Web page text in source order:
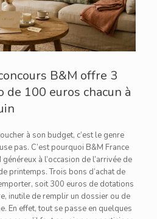
B&M offre 3
de 100 euros chacun à
à son budget, c’est le genre
pas. C’est pourquoi B&M France
à l’occasion de l’arrivée de
printemps. Trois bons d’achat de
soit 300 euros de dotations
inutile de remplir un dossier ou de
En effet, tout se passe en quelques